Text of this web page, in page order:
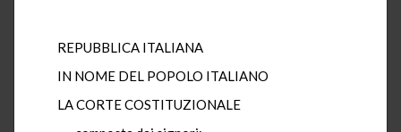
REPUBBLICA ITALIANA
IN NOME DEL POPOLO ITALIANO
LA CORTE COSTITUZIONALE